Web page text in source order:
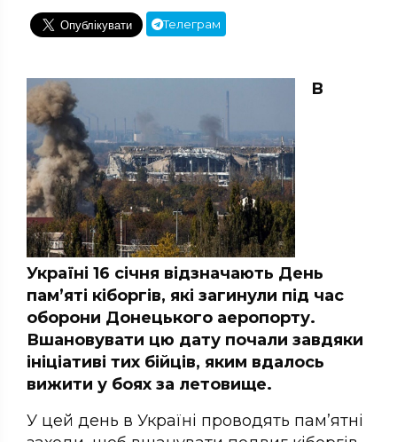
Телеграм
В
Україні 16 січня відзначають День
пам’яті кіборгів, які загинули під час
оборони Донецького аеропорту.
Вшановувати цю дату почали завдяки
ініціативі тих бійців, яким вдалось
вижити у боях за летовище.
У цей день в Україні проводять пам’ятні